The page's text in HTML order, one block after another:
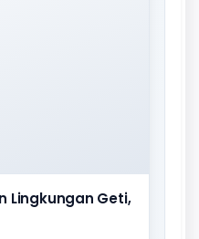
Lingkungan Geti,